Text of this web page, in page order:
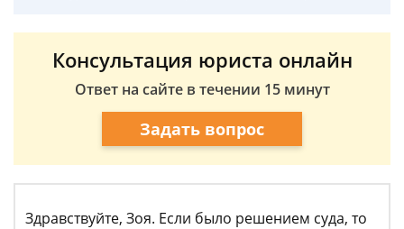
Консультация юриста онлайн
Ответ на сайте в течении 15 минут
Задать вопрос
Здравствуйте, Зоя. Если было решением суда, то